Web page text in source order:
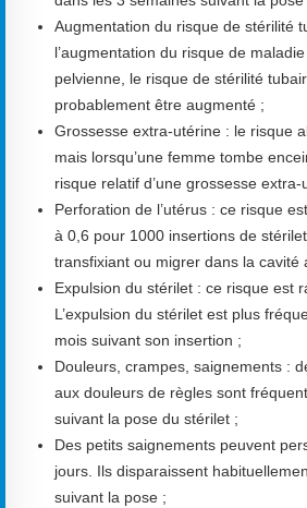
Augmentation du risque de stérilité
l’augmentation du risque de
pelvienne, le risque de stérilité
probablement être augmenté ;
Grossesse extra-utérine : le risque
mais lorsqu’une femme tombe
risque relatif d’une grossesse
Perforation de l’utérus : ce risque
à 0,6 pour 1000 insertions de
transfixiant ou migrer dans la cavité
Expulsion du stérilet : ce risque est
L’expulsion du stérilet est plus
mois suivant son insertion ;
Douleurs, crampes, saignements :
aux douleurs de règles sont
suivant la pose du stérilet ;
Des petits saignements peuvent
jours. Ils disparaissent
suivant la pose ;